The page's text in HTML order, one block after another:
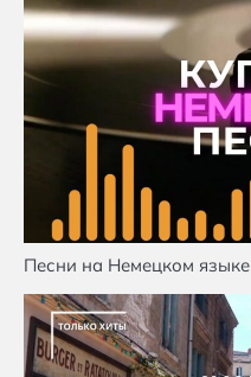
Песни на Немецком языке